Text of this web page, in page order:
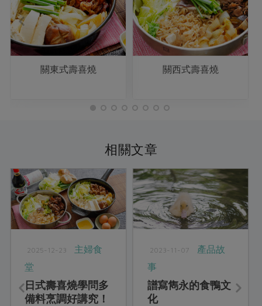
關東式壽喜燒 關西式壽喜燒
相關文章
2025-12-23
主婦食
堂
日式壽喜燒學問多
備料烹調好講究！
2023-11-07
產品故
事
譜寫雋永的食鴨文
化